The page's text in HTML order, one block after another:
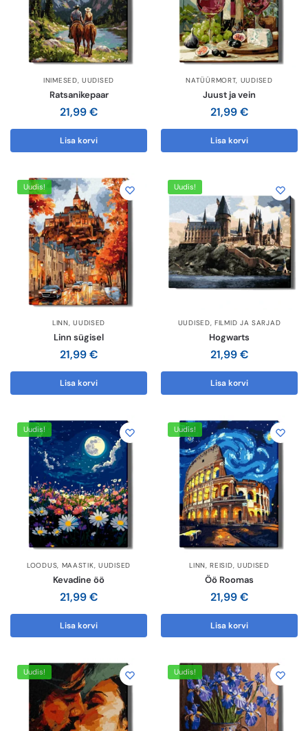
INIMESED,UUDISED
Ratsanikepaar
21,99€
Lisa korvi
NATÜÜRMORT, UUDISED
Juust ja vein
21,99€
Lisa korvi
Uudis!
LINN,UUDISED
Linn sügisel
21,99€
Lisa korvi
Uudis!
UUDISED,FILMID JA SARJAD
Hogwarts
21,99€
Lisa korvi
Uudis!
LOODUS, MAASTIK, UUDISED
Kevadine öö
21,99€
Lisa korvi
Uudis!
LINN,REISID, UUDISED
Öö Roomas
21,99€
Lisa korvi
Uudis! Uudis!
Säästa -10%!
Lihtne viis lõõgastuda ja mõtted puhata lasta 😌